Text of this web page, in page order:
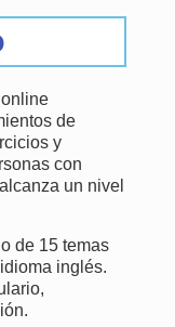
de
y
con
un nivel
de 15 temas
inglés.